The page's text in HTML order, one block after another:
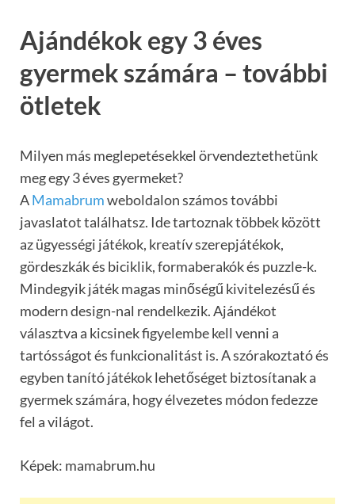
Ajándékok egy 3 éves
gyermek számára – további
ötletek
Milyen más meglepetésekkel örvendeztethetünk
meg egy 3 éves gyermeket?
AMamabrumweboldalon számos további
javaslatot találhatsz. Ide tartoznak többek között
az ügyességi játékok, kreatív szerepjátékok,
gördeszkák és biciklik, formaberakók és puzzle-k.
Mindegyik játék magas minőségű kivitelezésű és
modern design-nal rendelkezik. Ajándékot
választva a kicsinek figyelembe kell venni a
tartósságot és funkcionalitást is. A szórakoztató és
egyben tanító játékok lehetőséget biztosítanak a
gyermek számára, hogy élvezetes módon fedezze
fel a világot.
Képek: mamabrum.hu